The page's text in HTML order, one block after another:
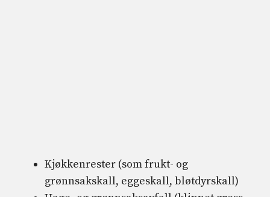
Kjøkkenrester (som frukt- og
grønnsakskall, eggeskall, bløtdyrskall)